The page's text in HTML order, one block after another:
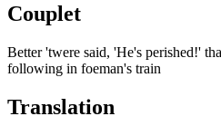
Couplet
Better 'twere said, 'He's perished!'
following in foeman's train
Translation